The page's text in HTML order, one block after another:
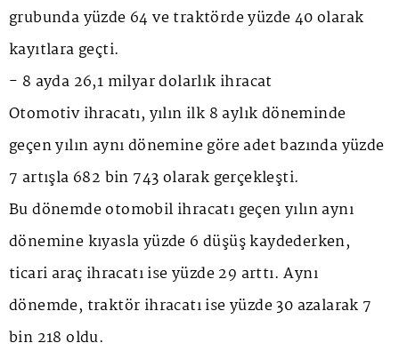
grubunda yüzde 64 ve traktörde yüzde 40 olarak
kayıtlara geçti.
- 8 ayda 26,1 milyar dolarlık ihracat
Otomotiv ihracatı, yılın ilk 8 aylık döneminde
geçen yılın aynı dönemine göre adet bazında yüzde
7 artışla 682 bin 743 olarak gerçekleşti.
Bu dönemde otomobil ihracatı geçen yılın aynı
dönemine kıyasla yüzde 6 düşüş kaydederken,
ticari araç ihracatı ise yüzde 29 arttı. Aynı
dönemde, traktör ihracatı ise yüzde 30 azalarak 7
bin 218 oldu.